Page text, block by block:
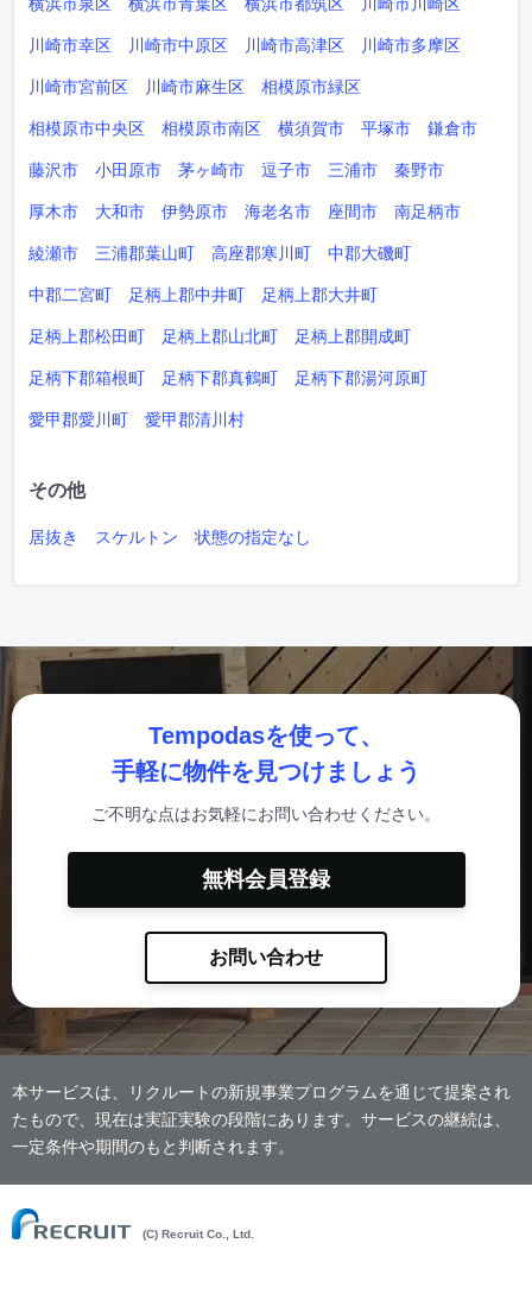
川崎市幸区 川崎市中原区 川崎市高津区 川崎市多摩区
川崎市宮前区 川崎市麻生区 相模原市緑区
相模原市中央区 相模原市南区 横須賀市 平塚市 鎌倉市
藤沢市 小田原市 茅ヶ崎市 逗子市 三浦市 秦野市
厚木市 大和市 伊勢原市 海老名市 座間市 南足柄市
綾瀬市 三浦郡葉山町 高座郡寒川町 中郡大磯町
中郡二宮町 足柄上郡中井町 足柄上郡大井町
足柄上郡松田町 足柄上郡山北町 足柄上郡開成町
足柄下郡箱根町 足柄下郡真鶴町 足柄下郡湯河原町
愛甲郡愛川町 愛甲郡清川村
その他
居抜き スケルトン 状態の指定なし
Tempodasを使って、
手軽に物件を見つけましょう
ご不明な点はお気軽にお問い合わせください。
無料会員登録
お問い合わせ
本サービスは、リクルートの新規事業プログラムを通じて提案され
たもので、現在は実証実験の段階にあります。サービスの継続は、
一定条件や期間のもと判断されます。
(C) Recruit Co., Ltd.